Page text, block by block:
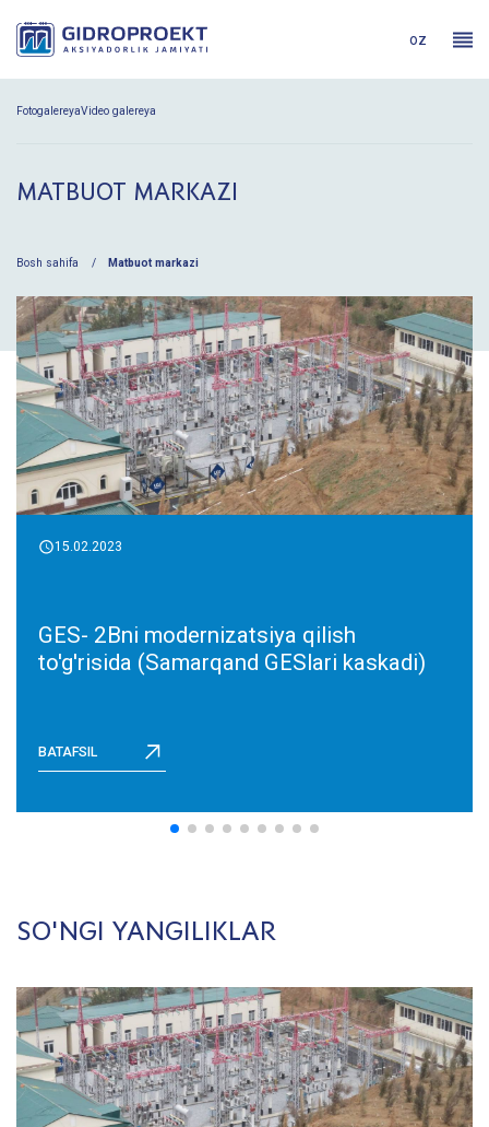
oz
FotogalereyaVideo galereya
MATBUOT MARKAZI
Bosh sahifa Matbuot markazi
15.02.2023
GES- 2Bni modernizatsiya qilish
to'g'risida (Samarqand GESlari kaskadi)
BATAFSIL
SO'NGI YANGILIKLAR